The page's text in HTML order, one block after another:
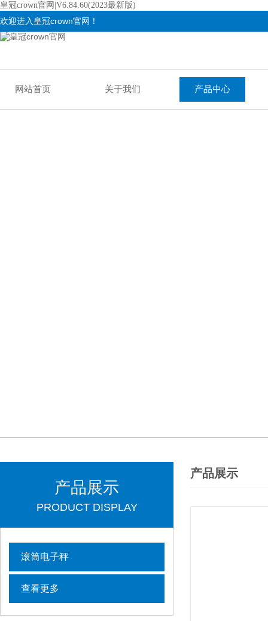
皇冠crown官网|V6.84.60(2023最新版)
欢迎进入皇冠crown官网！
网站首页 关于我们 产品中心
产品展示
PRODUCT DISPLAY
滚筒电子秤
查看更多
产品展示